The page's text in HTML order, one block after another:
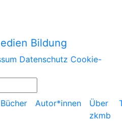
Bildung
Datenschutz Cookie-
Bücher Autor*innen
Über
zkmb